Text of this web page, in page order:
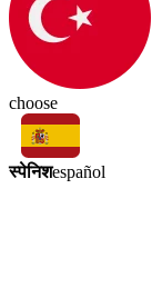
choose
स्पेनिशespañol